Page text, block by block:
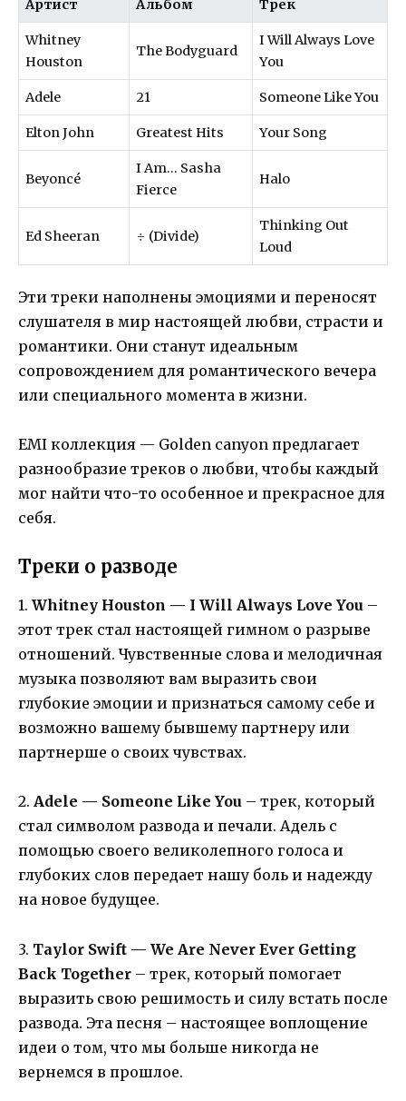
Артист Альбом Трек
Whitney
Houston
The Bodyguard
I Will Always Love
You
Adele 21 Someone Like You
Elton John Greatest Hits Your Song
Beyoncé
I Am… Sasha
Fierce
Halo
Ed Sheeran ÷ (Divide)
Thinking Out
Loud
Эти треки наполнены эмоциями и переносят
слушателя в мир настоящей любви, страсти и
романтики. Они станут идеальным
сопровождением для романтического вечера
или специального момента в жизни.
EMI коллекция — Golden canyon предлагает
разнообразие треков о любви, чтобы каждый
мог найти что-то особенное и прекрасное для
себя.
Треки о разводе
1. Whitney Houston — I Will Always Love You –
этот трек стал настоящей гимном о разрыве
отношений. Чувственные слова и мелодичная
музыка позволяют вам выразить свои
глубокие эмоции и признаться самому себе и
возможно вашему бывшему партнеру или
партнерше о своих чувствах.
2. Adele — Someone Like You – трек, который
стал символом развода и печали. Адель с
помощью своего великолепного голоса и
глубоких слов передает нашу боль и надежду
на новое будущее.
3. Taylor Swift — We Are Never Ever Getting
Back Together – трек, который помогает
выразить свою решимость и силу встать после
развода. Эта песня – настоящее воплощение
идеи о том, что мы больше никогда не
вернемся в прошлое.